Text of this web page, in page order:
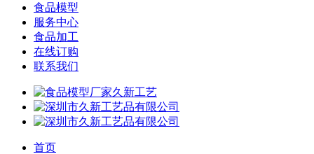
食品模型
服务中心
食品加工
在线订购
联系我们
首页